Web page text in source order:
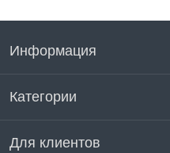
Информация
Категории
Для клиентов